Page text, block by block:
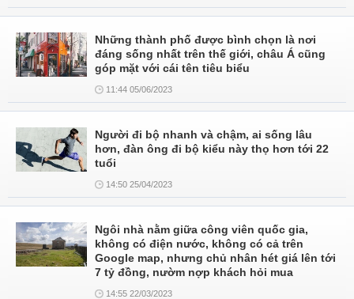
Những thành phố được bình chọn là nơi
đáng sống nhất trên thế giới, châu Á cũng
góp mặt với cái tên tiêu biểu
11:44 05/06/2023
Người đi bộ nhanh và chậm, ai sống lâu
hơn, đàn ông đi bộ kiểu này thọ hơn tới 22
tuổi
14:50 25/04/2023
Ngôi nhà nằm giữa công viên quốc gia,
không có điện nước, không có cả trên
Google map, nhưng chủ nhân hét giá lên tới
7 tỷ đồng, nườm nợp khách hỏi mua
14:55 22/03/2023